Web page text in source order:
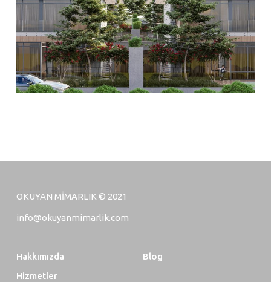
OKUYAN MİMARLIK © 2021
info@okuyanmimarlik.com
Hakkımızda
Hizmetler
Blog